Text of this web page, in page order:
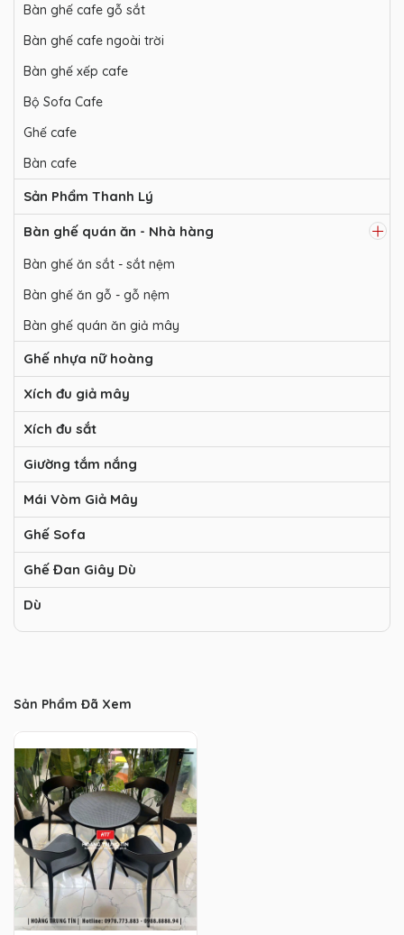
Bàn ghế cafe gỗ sắt
Bàn ghế cafe ngoài trời
Bàn ghế xếp cafe
Bộ Sofa Cafe
Ghế cafe
Bàn cafe
Sản Phẩm Thanh Lý
Bàn ghế quán ăn - Nhà hàng
Bàn ghế ăn sắt - sắt nệm
Bàn ghế ăn gỗ - gỗ nệm
Bàn ghế quán ăn giả mây
Ghế nhựa nữ hoàng
Xích đu giả mây
Xích đu sắt
Giường tắm nắng
Mái Vòm Giả Mây
Ghế Sofa
Ghế Đan Giây Dù
Dù
Sản Phẩm Đã Xem